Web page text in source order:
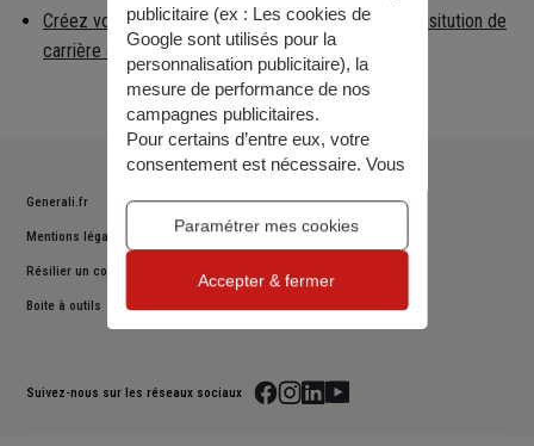
Créez votre compte client et visualisez votre reconsitution de
carrière et vos …
Generali.fr
Mentions légales
Résilier un contrat
Boite à outils
Suivez-nous sur les réseaux sociaux
publicitaire (ex : Les cookies de
Google sont utilisés pour la
personnalisation publicitaire), la
mesure de performance de nos
campagnes publicitaires.
Pour certains d’entre eux, votre
consentement est nécessaire. Vous
bien tous les accepter, ou alors
décider de continuer votre
pourrez modifier ce choix à tout
moment.
cookies.
Paramétrer mes cookies
Accepter & fermer